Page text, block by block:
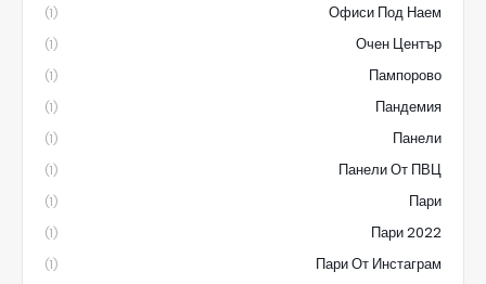
Офиси Под Наем
(1)
Очен Център
(1)
Пампорово
(1)
Пандемия
(1)
Панели
(1)
Панели От ПВЦ
(1)
Пари
(1)
Пари 2022
(1)
Пари От Инстаграм
(1)